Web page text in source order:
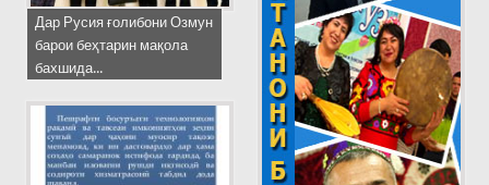
Дар Русия ғолибони Озмун
барои беҳтарин мақола
бахшида...